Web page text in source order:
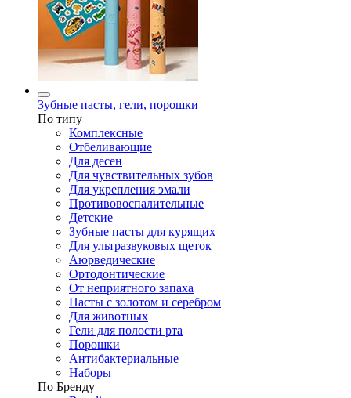
Зубные пасты, гели, порошки
По типу
Комплексные
Отбеливающие
Для десен
Для чувствительных зубов
Для укрепления эмали
Противовоспалительные
Детские
Зубные пасты для курящих
Для ультразвуковых щеток
Аюрведические
Ортодонтические
От неприятного запаха
Пасты с золотом и серебром
Для животных
Гели для полости рта
Порошки
Антибактериальные
Наборы
По Бренду